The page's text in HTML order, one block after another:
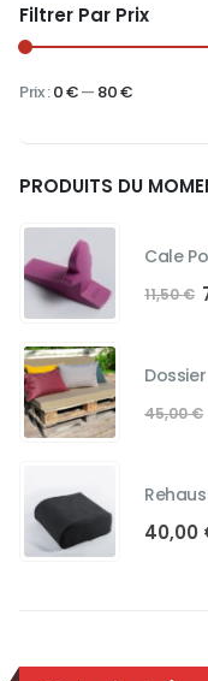
Filtrer Par Prix
Prix :0 €— 80 €
PRODUITS DU
Cale
11,50€
45,00€
40,00